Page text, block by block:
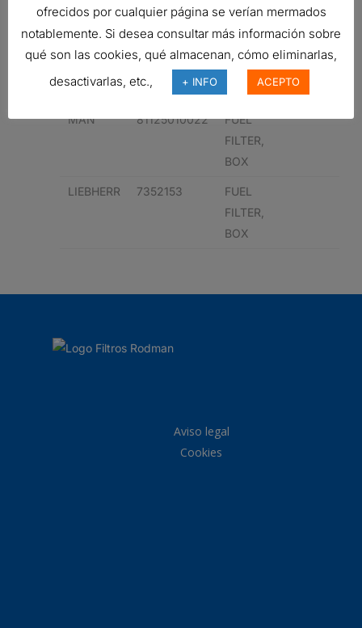
BOX
MAN 81125010022
FUEL
FILTER,
MAN 81125010022
FUEL
FILTER,
BOX
LIEBHERR 7352153
FUEL
FILTER,
BOX
Aviso legal
Cookies
ofrecidos por cualquier página se verían mermados
notablemente. Si desea consultar más información sobre
qué son las cookies, qué almacenan, cómo eliminarlas,
desactivarlas, etc.,
+ INFO ACEPTO